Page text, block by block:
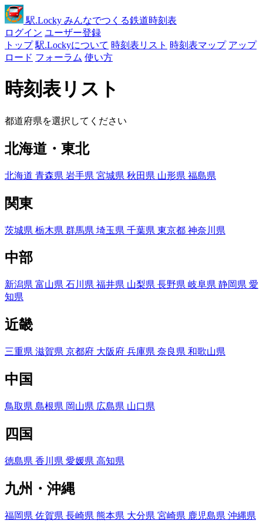
駅.Locky みんなでつくる鉄道時刻表
ログイン ユーザー登録
トップ 駅.Lockyについて 時刻表リスト 時刻表マップ アップ
ロード フォーラム 使い方
時刻表リスト
都道府県を選択してください
北海道・東北
北海道 青森県 岩手県 宮城県 秋田県 山形県 福島県
関東
茨城県 栃木県 群馬県 埼玉県 千葉県 東京都 神奈川県
中部
新潟県 富山県 石川県 福井県 山梨県 長野県 岐阜県 静岡県 愛
知県
近畿
三重県 滋賀県 京都府 大阪府 兵庫県 奈良県 和歌山県
中国
鳥取県 島根県 岡山県 広島県 山口県
四国
徳島県 香川県 愛媛県 高知県
九州・沖縄
福岡県 佐賀県 長崎県 熊本県 大分県 宮崎県 鹿児島県 沖縄県